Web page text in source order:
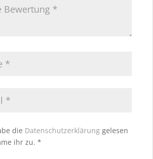
die Datenschutzerklärunggelesen
ihr zu. *